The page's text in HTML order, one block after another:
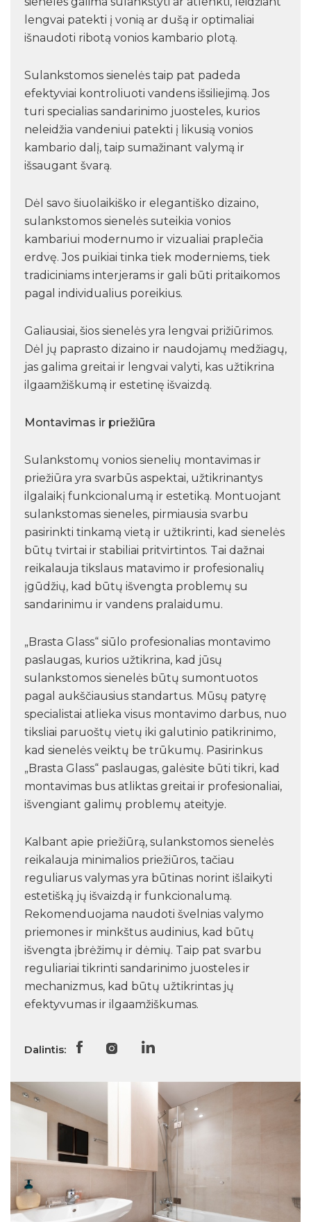
lengvai patekti į vonią ar dušą ir optimaliai
išnaudoti ribotą vonios kambario plotą.
Sulankstomos sienelės taip pat padeda
efektyviai kontroliuoti vandens išsiliejimą. Jos
turi specialias sandarinimo juosteles, kurios
neleidžia vandeniui patekti į likusią vonios
kambario dalį, taip sumažinant valymą ir
išsaugant švarą.
Dėl savo šiuolaikiško ir elegantiško dizaino,
sulankstomos sienelės suteikia vonios
kambariui modernumo ir vizualiai praplečia
erdvę. Jos puikiai tinka tiek moderniems, tiek
tradiciniams interjerams ir gali būti pritaikomos
pagal individualius poreikius.
Galiausiai, šios sienelės yra lengvai prižiūrimos.
Dėl jų paprasto dizaino ir naudojamų medžiagų,
jas galima greitai ir lengvai valyti, kas užtikrina
ilgaamžiškumą ir estetinę išvaizdą.
Montavimas ir priežiūra
Sulankstomų vonios sienelių montavimas ir
priežiūra yra svarbūs aspektai, užtikrinantys
ilgalaikį funkcionalumą ir estetiką. Montuojant
sulankstomas sieneles, pirmiausia svarbu
pasirinkti tinkamą vietą ir užtikrinti, kad sienelės
būtų tvirtai ir stabiliai pritvirtintos. Tai dažnai
reikalauja tikslaus matavimo ir profesionalių
įgūdžių, kad būtų išvengta problemų su
sandarinimu ir vandens pralaidumu.
„Brasta Glass“ siūlo profesionalias montavimo
paslaugas, kurios užtikrina, kad jūsų
sulankstomos sienelės būtų sumontuotos
pagal aukščiausius standartus. Mūsų patyrę
specialistai atlieka visus montavimo darbus, nuo
tiksliai paruoštų vietų iki galutinio patikrinimo,
kad sienelės veiktų be trūkumų. Pasirinkus
„Brasta Glass“ paslaugas, galėsite būti tikri, kad
montavimas bus atliktas greitai ir profesionaliai,
išvengiant galimų problemų ateityje.
Kalbant apie priežiūrą, sulankstomos sienelės
reikalauja minimalios priežiūros, tačiau
reguliarus valymas yra būtinas norint išlaikyti
estetišką jų išvaizdą ir funkcionalumą.
Rekomenduojama naudoti švelnias valymo
priemones ir minkštus audinius, kad būtų
išvengta įbrėžimų ir dėmių. Taip pat svarbu
reguliariai tikrinti sandarinimo juosteles ir
mechanizmus, kad būtų užtikrintas jų
efektyvumas ir ilgaamžiškumas.
Dalintis: